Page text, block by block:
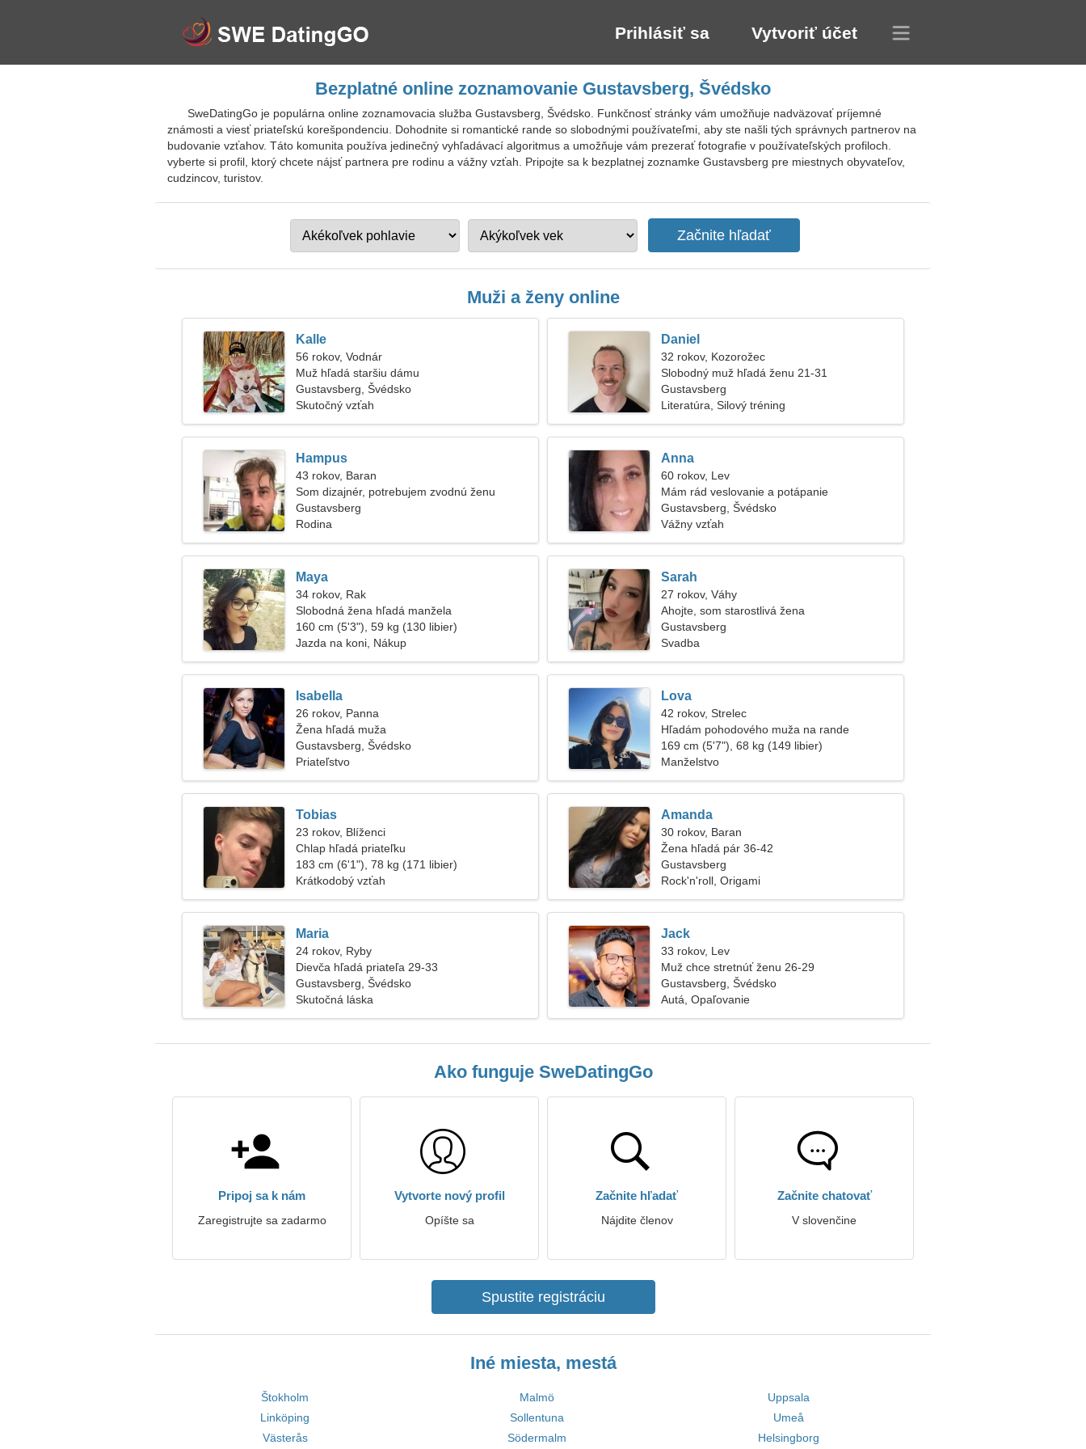
Prihlásiť sa Vytvoriť účet
Bezplatné online zoznamovanie Gustavsberg, Švédsko
SweDatingGo je populárna online zoznamovacia služba Gustavsberg, Švédsko. Funkčnosť stránky vám umožňuje nadväzovať príjemné
známosti a viesť priateľskú korešpondenciu. Dohodnite si romantické rande so slobodnými používateľmi, aby ste našli tých správnych partnerov na
budovanie vzťahov. Táto komunita používa jedinečný vyhľadávací algoritmus a umožňuje vám prezerať fotografie v používateľských profiloch.
vyberte si profil, ktorý chcete nájsť partnera pre rodinu a vážny vzťah. Pripojte sa k bezplatnej zoznamke Gustavsberg pre miestnych obyvateľov,
cudzincov, turistov.
Muži a ženy online
Kalle
56 rokov, Vodnár
Muž hľadá staršiu dámu
Gustavsberg, Švédsko
Skutočný vzťah
Daniel
32 rokov, Kozorožec
Slobodný muž hľadá ženu 21-31
Gustavsberg
Literatúra, Silový tréning
Hampus
43 rokov, Baran
Som dizajnér, potrebujem zvodnú ženu
Gustavsberg
Rodina
Anna
60 rokov, Lev
Mám rád veslovanie a potápanie
Gustavsberg, Švédsko
Vážny vzťah
Maya
34 rokov, Rak
Slobodná žena hľadá manžela
160 cm (5'3"), 59 kg (130 libier)
Jazda na koni, Nákup
Sarah
27 rokov, Váhy
Ahojte, som starostlivá žena
Gustavsberg
Svadba
Isabella
26 rokov, Panna
Žena hľadá muža
Gustavsberg, Švédsko
Priateľstvo
Lova
42 rokov, Strelec
Hľadám pohodového muža na rande
169 cm (5'7"), 68 kg (149 libier)
Manželstvo
Tobias
23 rokov, Blíženci
Chlap hľadá priateľku
183 cm (6'1"), 78 kg (171 libier)
Krátkodobý vzťah
Amanda
30 rokov, Baran
Žena hľadá pár 36-42
Gustavsberg
Rock'n'roll, Origami
Maria
24 rokov, Ryby
Dievča hľadá priateľa 29-33
Gustavsberg, Švédsko
Skutočná láska
Jack
33 rokov, Lev
Muž chce stretnúť ženu 26-29
Gustavsberg, Švédsko
Autá, Opaľovanie
Ako funguje SweDatingGo
Pripoj sa k nám
Zaregistrujte sa zadarmo
Vytvorte nový profil
Opíšte sa
Začnite hľadať
Nájdite členov
Začnite chatovať
V slovenčine
Spustite registráciu
Iné miesta, mestá
Štokholm Malmö
Uppsala
Linköping
Sollentuna
Umeå
Västerås
Södermalm Helsingborg